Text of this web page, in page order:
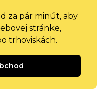
za pár minút, aby
stránke,
trhoviskách.